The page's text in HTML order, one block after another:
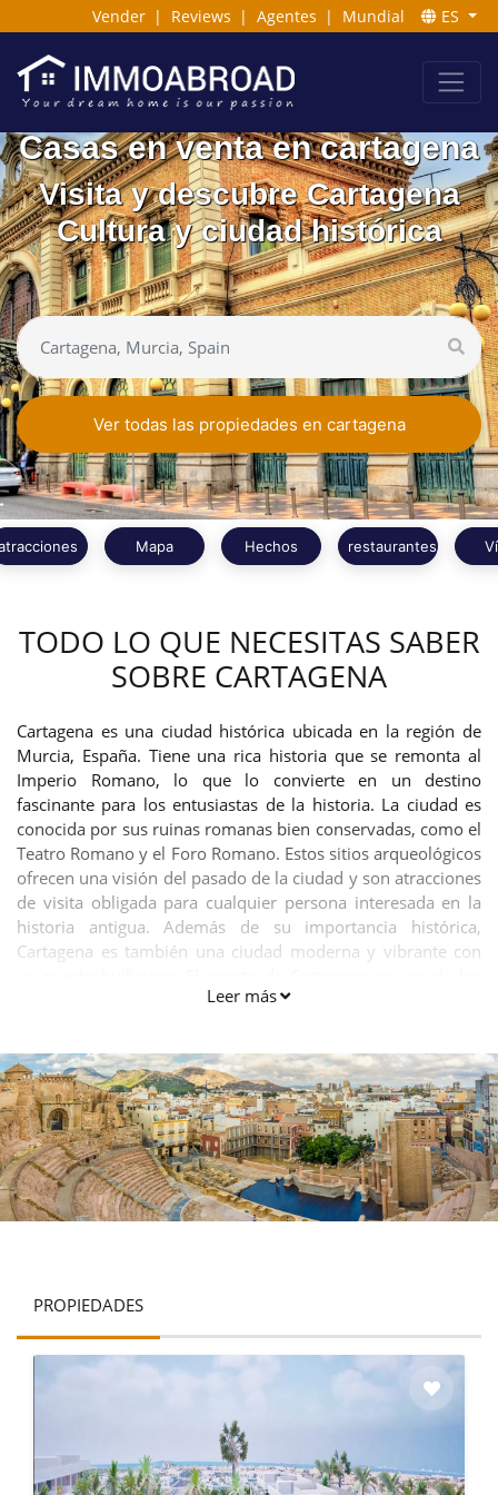
Vender | Reviews | Agentes | Mundial ES
Casas en venta en cartagena
Visita y descubre Cartagena
Cultura y ciudad histórica
Ver todas las propiedades en cartagena
Mapa Hechos restaurantes
TODO LO QUE NECESITAS SABER
SOBRE CARTAGENA
Cartagena es una ciudad histórica ubicada en la región de
Murcia, España. Tiene una rica historia que se remonta al
Imperio Romano, lo que lo convierte en un destino
fascinante para los entusiastas de la historia. La ciudad es
conocida por sus ruinas romanas bien conservadas, como el
Teatro Romano y el Foro Romano. Estos sitios arqueológicos
ofrecen una visión del pasado de la ciudad y son atracciones
de visita obligada para cualquier persona interesada en la
historia antigua. Además de su importancia histórica,
Cartagena es también una ciudad moderna y vibrante con
más importantes de España y sirve como un importante
dar un paseo por el paseo marítimo y admirar los
impresionantes barcos y yates que atracan en el puerto. La
zona del puerto también ofrece una variedad de opciones
gastronómicas y de entretenimiento, lo que la convierte en
un lugar popular para locales y turistas. Cartagena también
es conocida por sus hermosas playas y aguas cristalinas. La
ciudad está situada en la Costa Cálida, que se traduce como
Costa Cálida en inglés. La costa está salpicada de
Playa de Calblanque son dos playas populares en Cartagena
que ofrecen una combinación perfecta de belleza natural y
comodidades modernas. Ya sea que esté buscando relajarse
en la playa o practicar deportes acuáticos, Cartagena tiene
algo que ofrecer para todos. Cuando se trata de cocina,
Cartagena es un paraíso para los amantes de la comida. La
ciudad es conocida por su marisco fresco, que es un
alimento básico en muchos de sus platos tradicionales.
Algunos platos que debes probar incluyen el Caldero, un
Leer más
PROPIEDADES